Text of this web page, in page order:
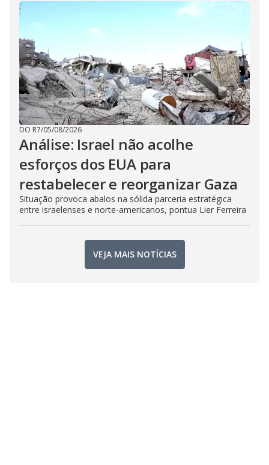
DO R7/05/08/2026
Análise: Israel não acolhe
esforços dos EUA para
restabelecer e reorganizar Gaza
Situação provoca abalos na sólida parceria estratégica
entre israelenses e norte-americanos, pontua Lier Ferreira
VEJA MAIS NOTÍCIAS